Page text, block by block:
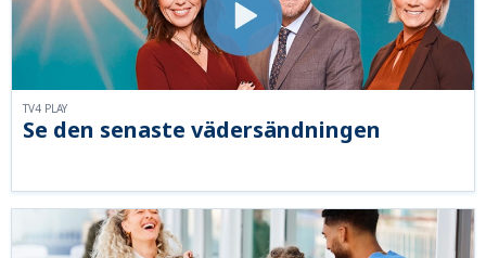
Se den senaste vädersändningen
TV4 PLAY